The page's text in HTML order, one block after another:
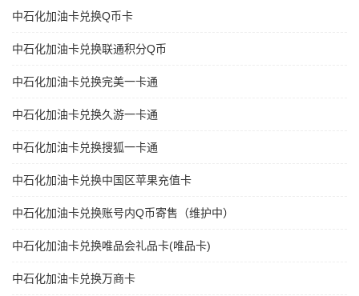
中石化加油卡兑换Q币卡
中石化加油卡兑换联通积分Q币
中石化加油卡兑换完美一卡通
中石化加油卡兑换久游一卡通
中石化加油卡兑换搜狐一卡通
中石化加油卡兑换中国区苹果充值卡
中石化加油卡兑换账号内Q币寄售（维护中）
中石化加油卡兑换唯品会礼品卡(唯品卡)
中石化加油卡兑换万商卡